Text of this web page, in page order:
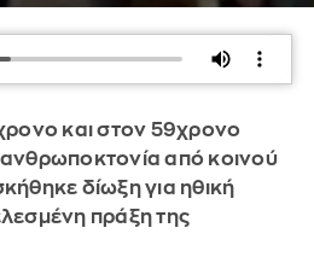
και στον 59χρονο
από κοινού
δίωξη για ηθική
πράξη της